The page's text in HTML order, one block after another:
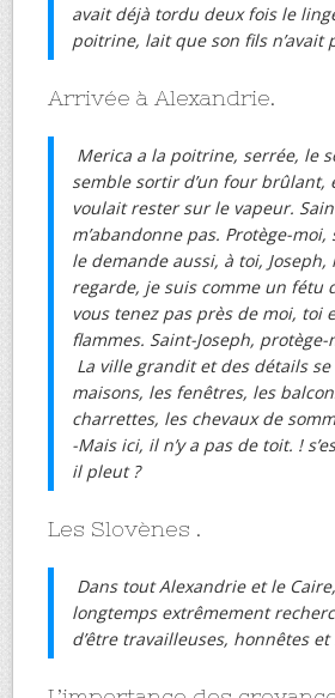
avait déjà tordu deux fois le
poitrine, lait que son fils n’avait
Arrivée à Alexandrie.
Merica a la poitrine, serrée, le
semble sortir d’un four brûlant,
voulait rester sur le vapeur.
m’abandonne pas. Protège-
le demande aussi, à toi,
regarde, je suis comme un fétu
vous tenez pas près de moi, toi
flammes. Saint-Joseph,
La ville grandit et des détails
maisons, les fenêtres, les
charrettes, les chevaux de
-Mais ici, il n’y a pas de toit. !
il pleut ?
Les Slovènes .
Dans tout Alexandrie et le
longtemps extrêmement
d’être travailleuses, honnêtes et